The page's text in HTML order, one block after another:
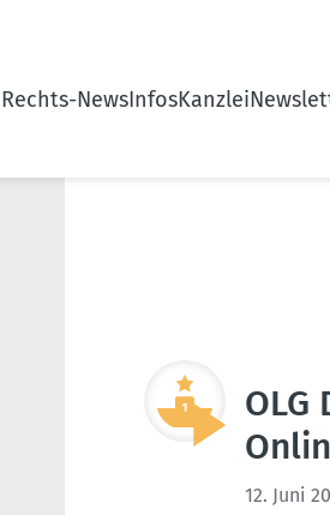
Rechts-NewsInfosKanzlei
12. Juni